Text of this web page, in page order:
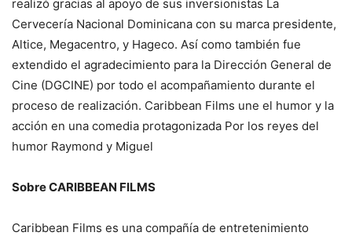
realizó gracias al apoyo de sus inversionistas La
Cervecería Nacional Dominicana con su marca presidente,
Altice, Megacentro, y Hageco. Así como también fue
extendido el agradecimiento para la Dirección General de
Cine (DGCINE) por todo el acompañamiento durante el
proceso de realización. Caribbean Films une el humor y la
acción en una comedia protagonizada Por los reyes del
humor Raymond y Miguel
Sobre CARIBBEAN FILMS
Caribbean Films es una compañía de entretenimiento